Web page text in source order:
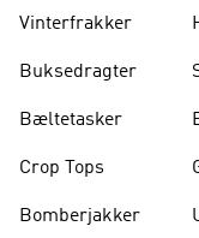
Vinterfrakker
Buksedragter
Bæltetasker
Crop Tops
Bomberjakker